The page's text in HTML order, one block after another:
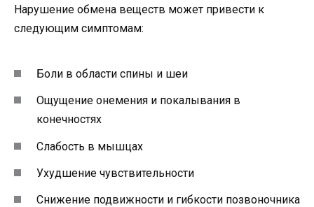
Нарушение обмена веществ может привести к
следующим симптомам:
Боли в области спины и шеи
Ощущение онемения и покалывания в
конечностях
Слабость в мышцах
Ухудшение чувствительности
Снижение подвижности и гибкости позвоночника